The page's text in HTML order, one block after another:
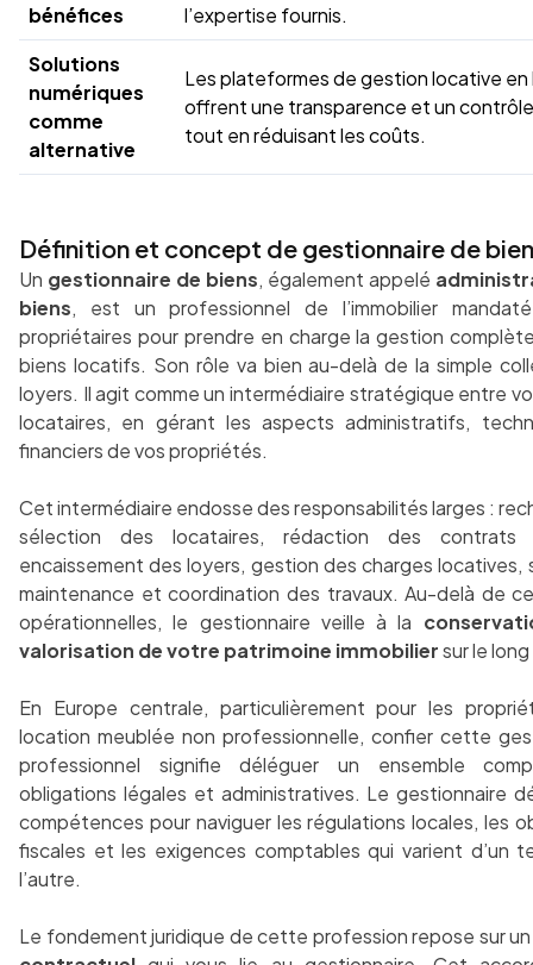
bénéfices
l’expertise fournis.
Solutions
numériques
comme
alternative
Les plateformes de gestion locative en
offrent une transparence et un
tout en réduisant les coûts.
Définition et concept de gestionnaire de
Un gestionnaire de biens, également appelé
biens, est un professionnel de l’immobilier
propriétaires pour prendre en charge la gestion
biens locatifs. Son rôle va bien au-delà de la simple
loyers. Il agit comme un intermédiaire stratégique entre
locataires, en gérant les aspects administratifs,
financiers de vos propriétés.
Cet intermédiaire endosse des responsabilités larges :
sélection des locataires, rédaction des
encaissement des loyers, gestion des charges locatives,
maintenance et coordination des travaux. Au-delà de
opérationnelles, le gestionnaire veille à la
valorisation de votre patrimoine immobiliersur le
En Europe centrale, particulièrement pour les
location meublée non professionnelle, confier cette
professionnel signifie déléguer un ensemble
obligations légales et administratives. Le gestionnaire
compétences pour naviguer les régulations locales, les
fiscales et les exigences comptables qui varient d’un
l’autre.
Le fondement juridique de cette profession repose sur